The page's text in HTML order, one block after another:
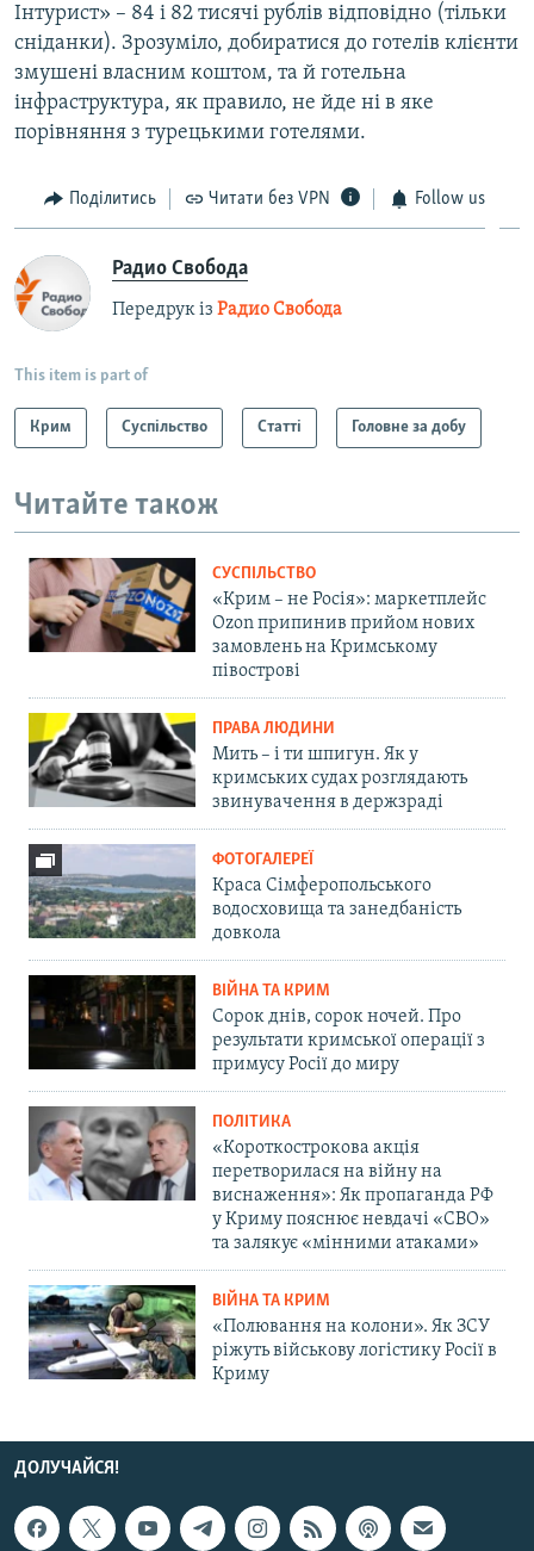
Інтурист» – 84 і 82 тисячі рублів відповідно (тільки
сніданки). Зрозуміло, добиратися до готелів клієнти
змушені власним коштом, та й готельна
інфраструктура, як правило, не йде ні в яке
порівняння з турецькими готелями.
Поділитись Читати без VPN Follow us
Радио Свобода
Передрук із Радио Свобода
This item is part of
Крим Суспільство Статті Головне за добу
Читайте також
СУСПІЛЬСТВО
«Крим – не Росія»: маркетплейс
Ozon припинив прийом нових
замовлень на Кримському
півострові
ПРАВА ЛЮДИНИ
Мить – і ти шпигун. Як у
кримських судах розглядають
звинувачення в держзраді
ФОТОГАЛЕРЕЇ
Краса Сімферопольського
водосховища та занедбаність
довкола
ВІЙНА ТА КРИМ
Сорок днів, сорок ночей. Про
результати кримської операції з
примусу Росії до миру
ПОЛІТИКА
«Короткострокова акція
перетворилася на війну на
виснаження»: Як пропаганда РФ
у Криму пояснює невдачі «СВО»
та залякує «мінними атаками»
ВІЙНА ТА КРИМ
«Полювання на колони». Як ЗСУ
ріжуть військову логістику Росії в
Криму
ДОЛУЧАЙСЯ!